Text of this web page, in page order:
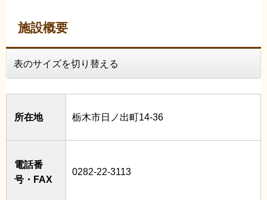
施設概要
表のサイズを切り替える
所在地 栃木市日ノ出町14-36
電話番
号・FAX
0282-22-3113